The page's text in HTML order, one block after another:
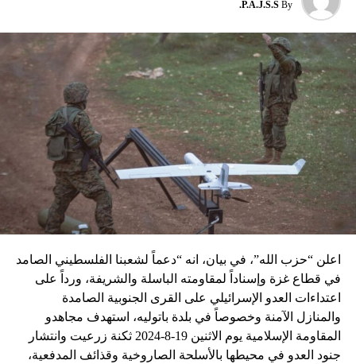
نسبه الحزب الى إسرائيل”.
By
P.A.J.S.S.
اعلن “حزب الله”، في بيان، انه “دعماً لشعبنا الفلسطيني الصامد
في قطاع غزة وإسناداً لمقاومته الباسلة ‌‏‌‏‌والشريفة، ورداً على
اعتداءات العدو الإسرائيلي على القرى الجنوبية الصامدة
والمنازل الآمنة وخصوصاً في بلدة باتوليه، استهدف مجاهدو
المقاومة الإسلامية يوم الاثنين 19-8-2024 ثكنة زرعيت وانتشار
جنود العدو في محيطها بالأسلحة الصاروخية وقذائف المدفعية،